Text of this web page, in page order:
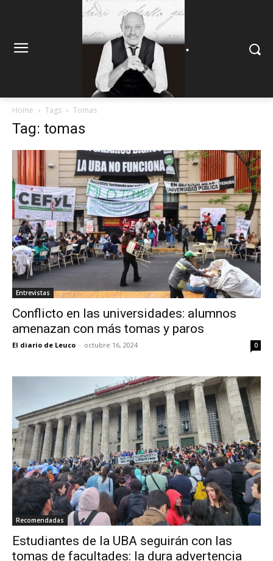
.
Home Tags Tomas
Tag: tomas
Entrevistas
Conflicto en las universidades: alumnos
amenazan con más tomas y paros
El diario de Leuco - octubre 16, 2024 0
Recomendadas
Estudiantes de la UBA seguirán con las
tomas de facultades: la dura advertencia